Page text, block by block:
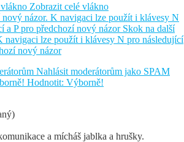
Zobrazit celé vlákno
nový názor. K navigaci lze použít i klávesy N
a P pro předchozí nový názor Skok na další
navigaci lze použít i klávesy N pro následující
nový názor
Nahlásit moderátorům jako SPAM
Hodnotit: Výborně!
a mícháš jablka a hrušky.